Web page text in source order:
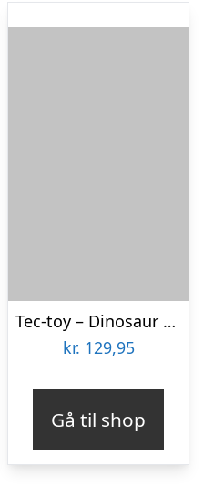
Tec-toy – Dinosaur Fjernstyret Bil – Rc Kart – Med Lys Og Lyd
kr. 129,95
Gå til shop